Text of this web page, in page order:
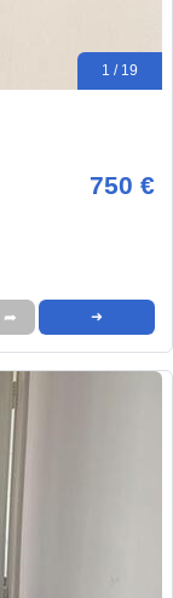
1 / 19
750 €
➦ ➜